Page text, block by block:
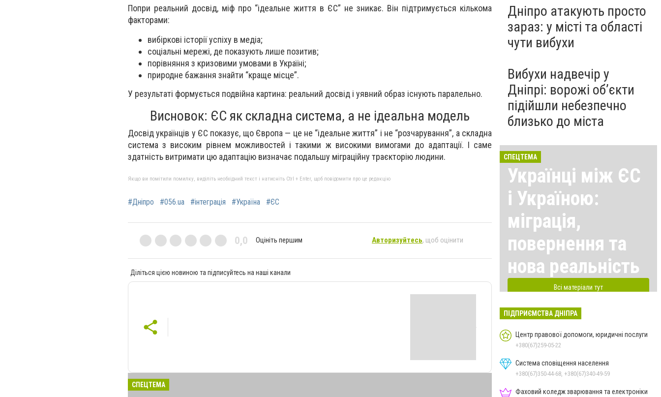
Попри реальний досвід, міф про “ідеальне життя в ЄС” не зникає. Він підтримується кількома
факторами:
вибіркові історії успіху в медіа;
соціальні мережі, де показують лише позитив;
порівняння з кризовими умовами в Україні;
природне бажання знайти “краще місце”.
У результаті формується подвійна картина: реальний досвід і уявний образ існують паралельно.
Висновок: ЄС як складна система, а не ідеальна модель
Досвід українців у ЄС показує, що Європа — це не “ідеальне життя” і не “розчарування”, а складна
система з високим рівнем можливостей і такими ж високими вимогами до адаптації. І саме
здатність витримати цю адаптацію визначає подальшу міграційну траєкторію людини.
Якщо ви помітили помилку, виділіть необхідний текст і натисніть Ctrl + Enter, щоб повідомити про це редакцію
#Дніпро #056.ua #інтеграція #Україна #ЄС
0,0 Оцініть першим Авторизуйтесь, щоб оцінити
Діліться цією новиною та підписуйтесь на наші канали
СПЕЦТЕМА
Дніпро атакують просто
зараз: у місті та області
чути вибухи
Вибухи надвечір у
Дніпрі: ворожі об’єкти
підійшли небезпечно
близько до міста
СПЕЦТЕМА
Українці між ЄС
і Україною:
міграція,
повернення та
нова реальність
Всі матеріали тут
ПІДПРИЄМСТВА ДНІПРА
Центр правової допомоги, юридичні послуги
+380(67)259-05-22
Система сповіщення населення
+380(67)350-44-68, +380(67)340-49-59
Фаховий коледж зварювання та електроніки